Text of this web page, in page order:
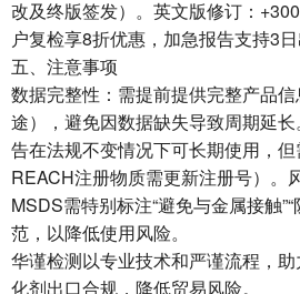
改及终版签发）。英文版修订：
户复检享8折优惠，加急报告支持3日
五、注意事项
数据完整性‌：需提前提供完整产品
途），避免因数据缺失导致周期延
告在法规不变情况下可长期使用，
REACH注册物质需更新注册号）。‌
MSDS需特别标注“避免与金属接触
范，以降低使用风险。
华谨检测以专业技术和严谨流程，
化剂出口合规，降低贸易风险。